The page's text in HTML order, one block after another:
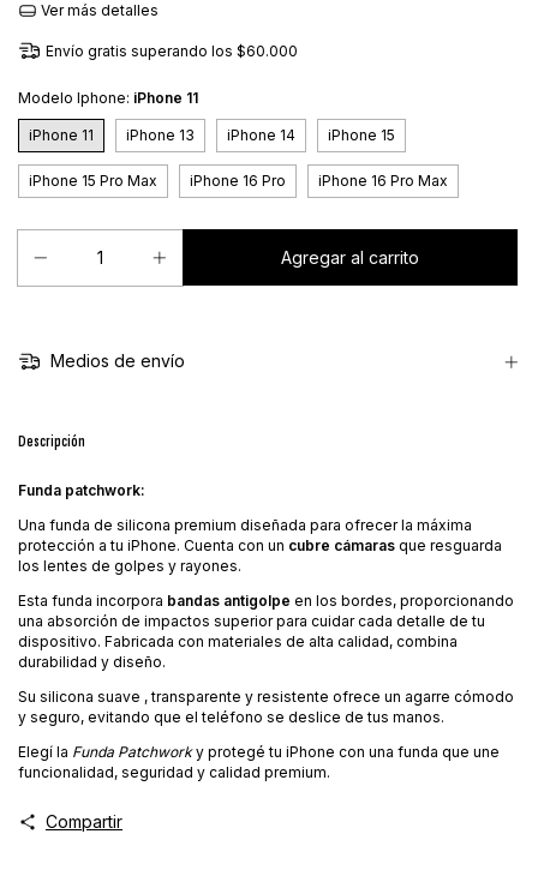
Ver más detalles
Envío gratis superando los $60.000
Modelo Iphone: iPhone 11
iPhone 11 iPhone 13 iPhone 14 iPhone 15
iPhone 15 Pro Max iPhone 16 Pro iPhone 16 Pro Max
Medios de envío
Descripción
Funda patchwork:
Una funda de silicona premium diseñada para ofrecer la máxima
protección a tu iPhone. Cuenta con un cubre cámaras que resguarda
los lentes de golpes y rayones.
Esta funda incorpora bandas antigolpe en los bordes, proporcionando
una absorción de impactos superior para cuidar cada detalle de tu
dispositivo. Fabricada con materiales de alta calidad, combina
durabilidad y diseño.
Su silicona suave , transparente y resistente ofrece un agarre cómodo
y seguro, evitando que el teléfono se deslice de tus manos.
Elegí la Funda Patchworky protegé tu iPhone con una funda que une
funcionalidad, seguridad y calidad premium.
Compartir